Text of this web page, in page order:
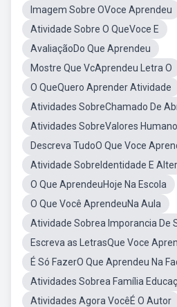
Imagem Sobre OVoce Aprendeu
Atividade Sobre O QueVoce E
AvaliaçãoDo Que Aprendeu
Mostre Que VcAprendeu Letra O
O QueQuero Aprender Atividade
Atividades SobreChamado De
Atividades SobreValores
Descreva TudoO Que Voce
Atividade SobreIdentidade E
O Que AprendeuHoje Na Escola
O Que Você AprendeuNa Aula
Atividade Sobrea Imporancia De
Escreva as LetrasQue Voce
É Só FazerO Que Aprendeu Na
Atividades Sobrea Família
Atividades Agora VocêÉ O Autor